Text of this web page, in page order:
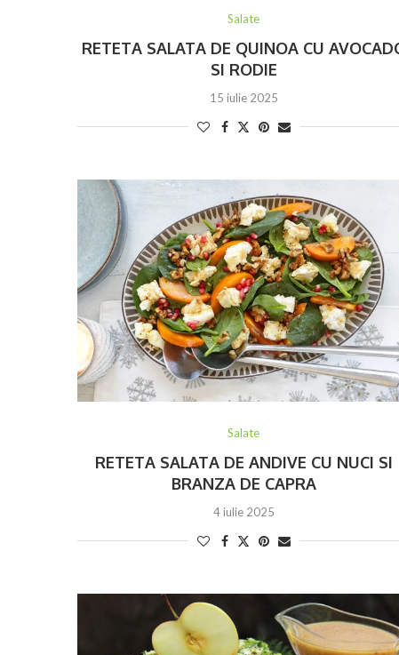
Salate
RETETA SALATA DE QUINOA CU
SI RODIE
15 iulie 2025
Salate
RETETA SALATA DE ANDIVE CU NUCI SI
BRANZA DE CAPRA
4 iulie 2025